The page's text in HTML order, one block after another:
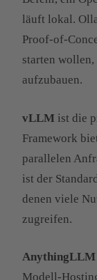
läuft lokal.
Proof-of-
starten
aufzubauen.
vLLM ist die
Framework
parallelen
ist der
denen viele
zugreifen.
AnythingLLM
Modell-